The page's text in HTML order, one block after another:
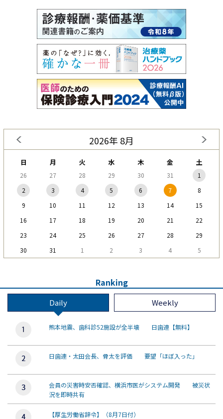
2026年 8月
日 月 火 水 木 金 土
26 27 28 29 30 31
1
2
3 4 5 6 7
8
9
10 11 12 13 14
15
16
17 18 19 20 21
22
23
24 25 26 27 28
29
30
31 1 2 3 4 5
Ranking
Daily Weekly
熊本地震、歯科診52施設が全半壊 日歯連【無料】
日歯連・太田会長、骨太を評価 要望「ほぼ入った」
会員の災害時安否確認、横浜市医がシステム開発 被災状
況を即時共有
【厚生労働省辞令】（8月7日付）